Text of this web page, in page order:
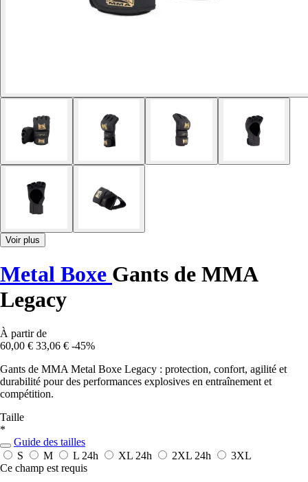
Voir plus
Metal Boxe Gants de MMA
Legacy
À partir de
60,00 € 33,06 € -45%
Gants de MMA Metal Boxe Legacy : protection, confort, agilité et
durabilité pour des performances explosives en entraînement et
compétition.
Taille
*
Guide des tailles
S
M L 24h XL 24h 2XL 24h
3XL
Ce champ est requis